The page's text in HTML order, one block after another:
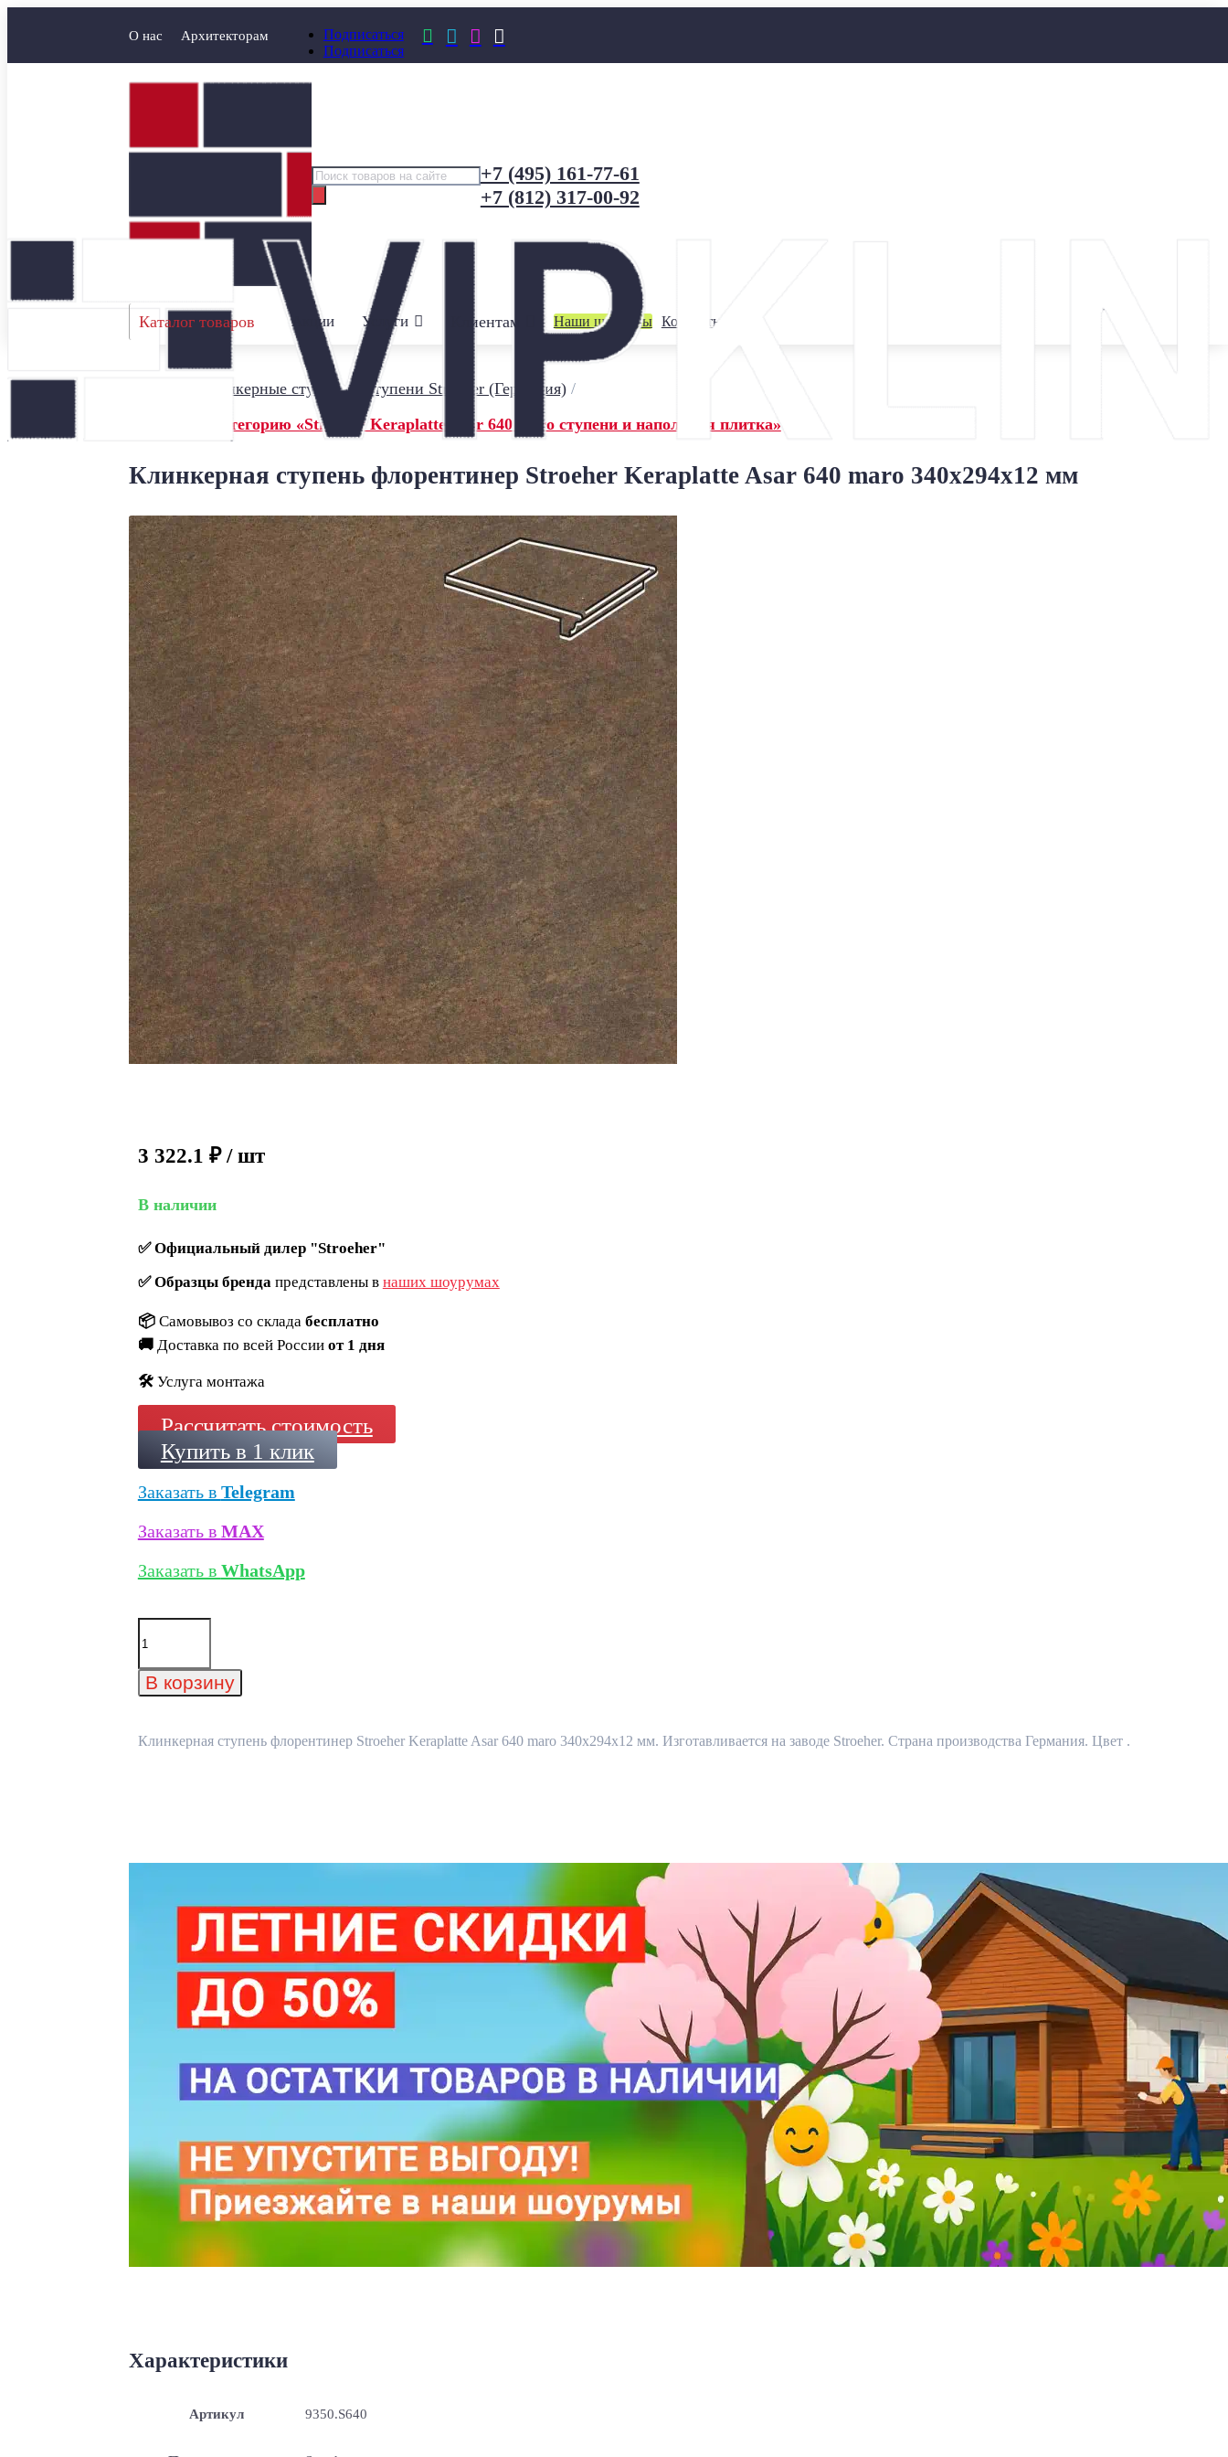
О нас Архитекторам
Подписаться
Подписаться
   
Поиск
товаров
+7 (495) 161-77-61
+7 (812) 317-00-92
Каталог товаров Акции Услуги Клиентам Наши шоурумы Контакты
Клинкерные ступени/ Ступени Stroeher (Германия)/
← Назад в категорию «Stroeher Keraplatte Asar 640 maro ступени и напольная плитка»
Клинкерная ступень флорентинер Stroeher Keraplatte Asar 640 maro 340x294x12 мм
3 322.1 ₽ / шт
В наличии
✅Официальный дилер "Stroeher"
✅Образцы брендапредставлены в наших шоурумах
📦 Самовывоз со склада бесплатно
🚚 Доставка по всей России от 1 дня
🛠️ Услуга монтажа
Рассчитать стоимость
Купить в 1 клик
Заказать в Telegram
Заказать в MAX
Заказать в WhatsApp
Количество
товара
ступень
флорентинер
Asar
В корзину
Клинкерная ступень флорентинер Stroeher Keraplatte Asar 640 maro 340x294x12 мм. Изготавливается на заводе Stroeher. Страна производства Германия. Цвет .
Характеристики
Артикул 9350.S640